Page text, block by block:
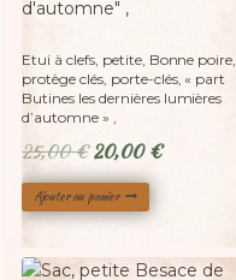
Etui à clefs, petite, Bonne poire,
protège clés, porte-clés, « part
Butines les dernières lumières
d’automne » ,
25,00€ Le
prix
initial
25,00 €.
20,00€Le
20,00 €.
Ajouter au panier